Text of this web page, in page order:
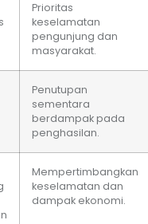
Prioritas
keselamatan
pengunjung dan
masyarakat.
Penutupan
sementara
berdampak pada
penghasilan.
Mempertimbangkan
keselamatan dan
dampak ekonomi.